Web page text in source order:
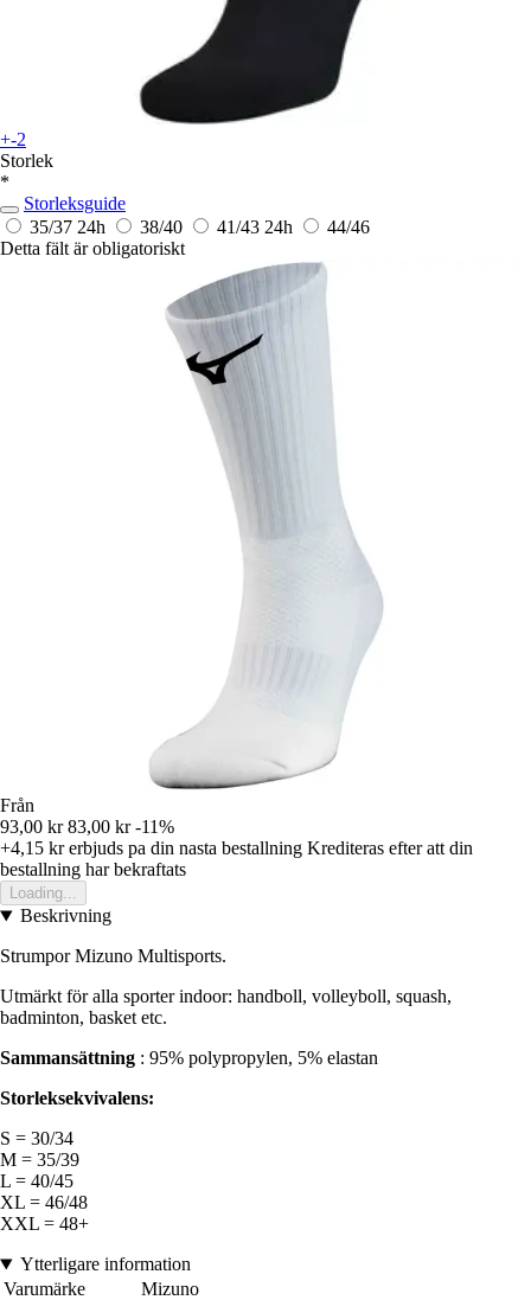
+-2
Storlek
*
Storleksguide
35/37 24h 38/40 41/43 24h
44/46
Detta fält är obligatoriskt
Från
93,00 kr 83,00 kr -11%
+4,15 krerbjuds pa din nasta bestallning Krediteras efter att din
bestallning har bekraftats
Loading...
Beskrivning
Strumpor Mizuno Multisports.
Utmärkt för alla sporter indoor: handboll, volleyboll, squash,
badminton, basket etc.
Sammansättning : 95% polypropylen, 5% elastan
Storleksekvivalens:
S = 30/34
M = 35/39
L = 40/45
XL = 46/48
XXL = 48+
Ytterligare information
Varumärke
Mizuno